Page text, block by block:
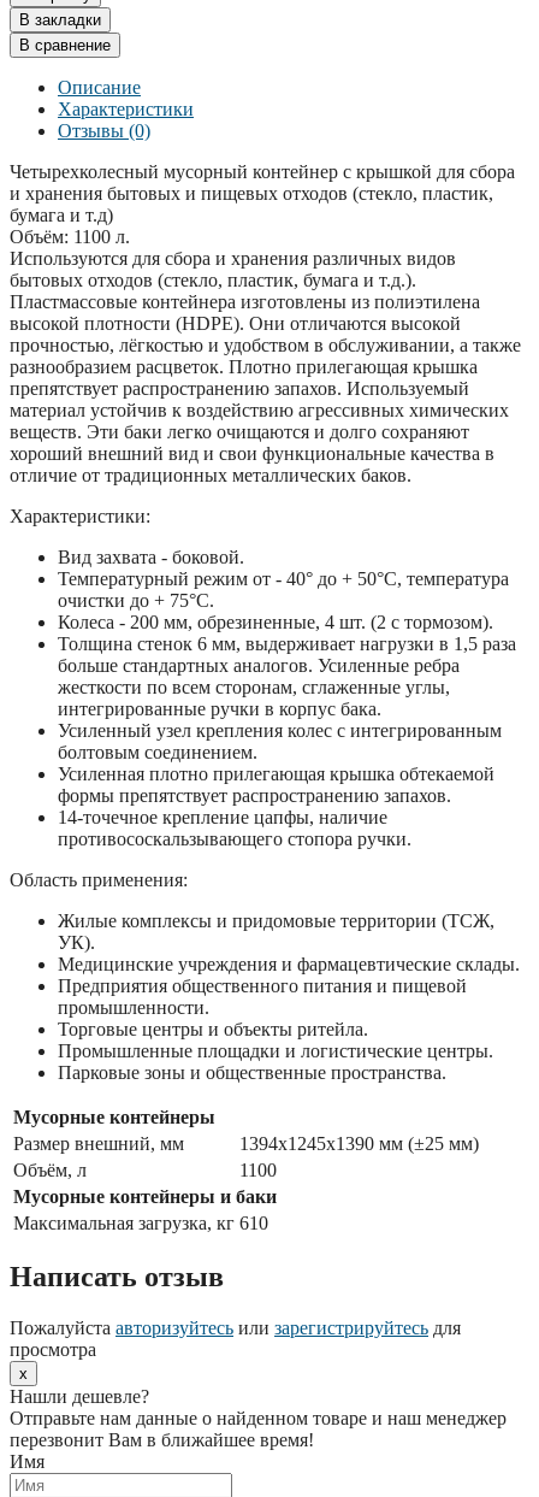
В закладки
В сравнение
Описание
Характеристики
Отзывы (0)
Четырехколесный мусорный контейнер с крышкой для сбора
и хранения бытовых и пищевых отходов (стекло, пластик,
бумага и т.д)
Объём: 1100 л.
Используются для сбора и хранения различных видов
бытовых отходов (стекло, пластик, бумага и т.д.).
Пластмассовые контейнера изготовлены из полиэтилена
высокой плотности (HDPE). Они отличаются высокой
прочностью, лёгкостью и удобством в обслуживании, а также
разнообразием расцветок. Плотно прилегающая крышка
препятствует распространению запахов. Используемый
материал устойчив к воздействию агрессивных химических
веществ. Эти баки легко очищаются и долго сохраняют
хороший внешний вид и свои функциональные качества в
отличие от традиционных металлических баков.
Характеристики:
Вид захвата - боковой.
Температурный режим от - 40° до + 50°С, температура
очистки до + 75°С.
Колеса - 200 мм, обрезиненные, 4 шт. (2 с тормозом).
Толщина стенок 6 мм, выдерживает нагрузки в 1,5 раза
больше стандартных аналогов. Усиленные ребра
жесткости по всем сторонам, сглаженные углы,
интегрированные ручки в корпус бака.
Усиленный узел крепления колес с интегрированным
болтовым соединением.
Усиленная плотно прилегающая крышка обтекаемой
формы препятствует распространению запахов.
14-точечное крепление цапфы, наличие
противососкальзывающего стопора ручки.
Область применения:
Жилые комплексы и придомовые территории (ТСЖ,
УК).
Медицинские учреждения и фармацевтические склады.
Предприятия общественного питания и пищевой
промышленности.
Торговые центры и объекты ритейла.
Промышленные площадки и логистические центры.
Парковые зоны и общественные пространства.
Мусорные контейнеры
Размер внешний, мм
1394х1245х1390 мм (±25 мм)
Объём, л
1100
Мусорные контейнеры и баки
Максимальная загрузка, кг 610
Написать отзыв
Пожалуйста авторизуйтесь или зарегистрируйтесь для
просмотра
x
Нашли дешевле?
Отправьте нам данные о найденном товаре и наш менеджер
перезвонит Вам в ближайшее время!
Имя